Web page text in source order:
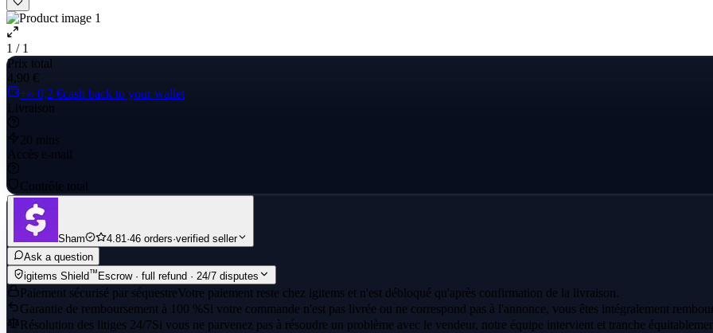
1 / 1
Prix total
4,90 €
+≈ 0,2 €cash back to your wallet
Livraison
20 mins
Accès e-mail
Contrôle total
Sham 4.81·46 orders·verified seller
Ask a question
igitems Shield™Escrow · full refund · 24/7 disputes
Paiement sécurisé par séquestreVotre paiement reste chez igitems et n'est débloqué qu'après confirmation de la livraison.
Garantie de remboursement à 100 %Si votre commande n'est pas livrée ou ne correspond pas à l'annonce, vous êtes intégralement
Résolution des litiges 24/7Si vous ne parvenez pas à résoudre un problème avec le vendeur, notre équipe intervient et tranche